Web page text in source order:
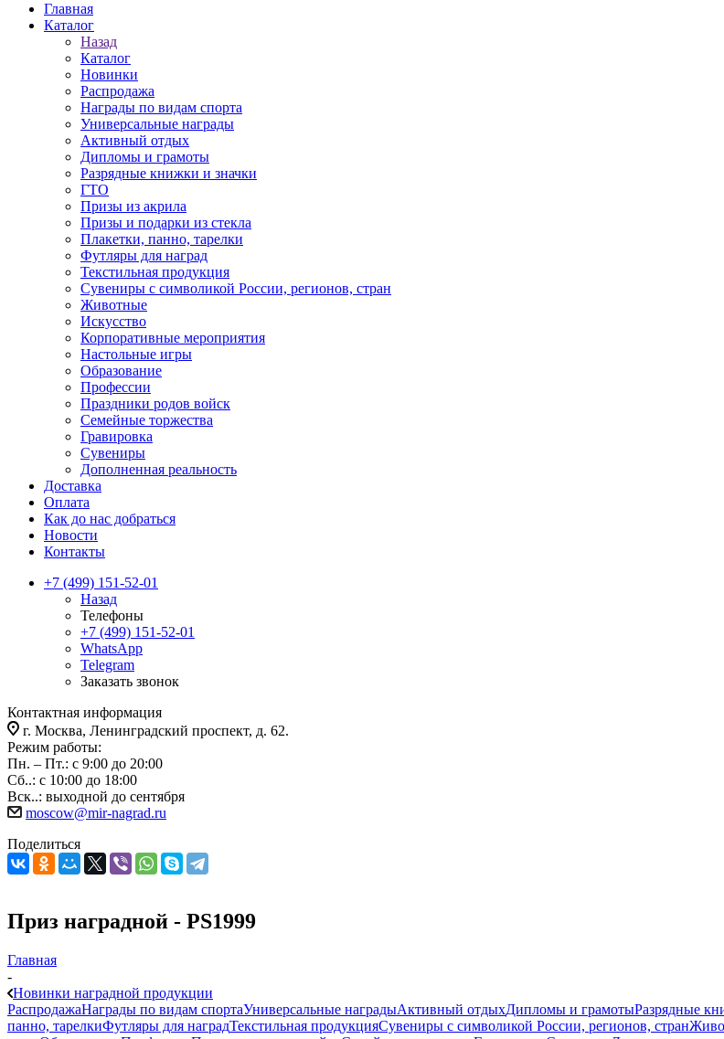
Главная
Каталог
Назад
Каталог
Новинки
Распродажа
Награды по видам спорта
Универсальные награды
Активный отдых
Дипломы и грамоты
Разрядные книжки и значки
ГТО
Призы из акрила
Призы и подарки из стекла
Плакетки, панно, тарелки
Футляры для наград
Текстильная продукция
Сувениры с символикой России, регионов, стран
Животные
Искусство
Корпоративные мероприятия
Настольные игры
Образование
Профессии
Праздники родов войск
Семейные торжества
Гравировка
Сувениры
Дополненная реальность
Доставка
Оплата
Как до нас добраться
Новости
Контакты
+7 (499) 151-52-01
Назад
Телефоны
+7 (499) 151-52-01
WhatsApp
Telegram
Заказать звонок
Контактная информация
г. Москва, Ленинградский проспект, д. 62.
Режим работы:
Пн. – Пт.: с 9:00 до 20:00
Сб..: с 10:00 до 18:00
Вск..: выходной до сентября
moscow@mir-nagrad.ru
Поделиться
Приз наградной - PS1999
Главная
-
Новинки наградной продукции
РаспродажаНаграды по видам спортаУниверсальные наградыАктивный отдыхДипломы и грамотыРазрядные
панно, тарелкиФутляры для наградТекстильная продукцияСувениры с символикой России, регионов, стран